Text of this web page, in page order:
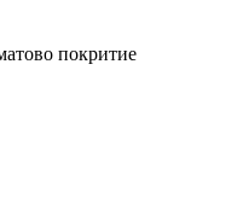
покритие